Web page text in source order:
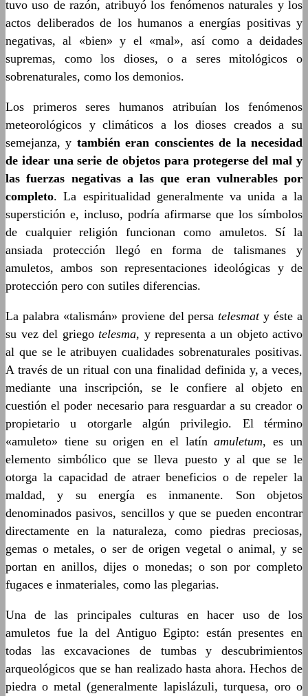
tuvo uso de razón, atribuyó los fenómenos naturales y los
actos deliberados de los humanos a energías positivas y
negativas, al «bien» y el «mal», así como a deidades
supremas, como los dioses, o a seres mitológicos o
sobrenaturales, como los demonios.
Los primeros seres humanos atribuían los fenómenos
meteorológicos y climáticos a los dioses creados a su
semejanza, y también eran conscientes de la necesidad
de idear una serie de objetos para protegerse del mal y
las fuerzas negativas a las que eran vulnerables por
completo. La espiritualidad generalmente va unida a la
superstición e, incluso, podría afirmarse que los símbolos
de cualquier religión funcionan como amuletos. Sí la
ansiada protección llegó en forma de talismanes y
amuletos, ambos son representaciones ideológicas y de
protección pero con sutiles diferencias.
La palabra «talismán» proviene del persatelesmaty éste a
su vez del griego telesma, y representa a un objeto activo
al que se le atribuyen cualidades sobrenaturales positivas.
A través de un ritual con una finalidad definida y, a veces,
mediante una inscripción, se le confiere al objeto en
cuestión el poder necesario para resguardar a su creador o
propietario u otorgarle algún privilegio. El término
«amuleto» tiene su origen en el latínamuletum, es un
elemento simbólico que se lleva puesto y al que se le
otorga la capacidad de atraer beneficios o de repeler la
maldad, y su energía es inmanente. Son objetos
denominados pasivos, sencillos y que se pueden encontrar
directamente en la naturaleza, como piedras preciosas,
gemas o metales, o ser de origen vegetal o animal, y se
portan en anillos, dijes o monedas; o son por completo
fugaces e inmateriales, como las plegarias.
Una de las principales culturas en hacer uso de los
amuletos fue la del Antiguo Egipto: están presentes en
todas las excavaciones de tumbas y descubrimientos
arqueológicos que se han realizado hasta ahora. Hechos de
piedra o metal (generalmente lapislázuli, turquesa, oro o